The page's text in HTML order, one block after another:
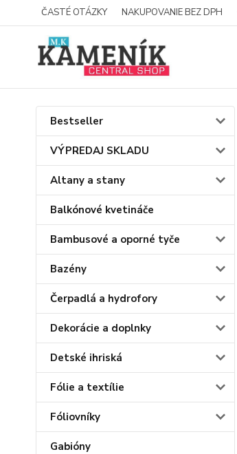
ČASTÉ OTÁZKY NAKUPOVANIE BEZ DPH
Bestseller
VÝPREDAJ SKLADU
Altany a stany
Balkónové kvetináče
Bambusové a oporné tyče
Bazény
Čerpadlá a hydrofory
Dekorácie a doplnky
Detské ihriská
Fólie a textílie
Fóliovníky
Gabióny